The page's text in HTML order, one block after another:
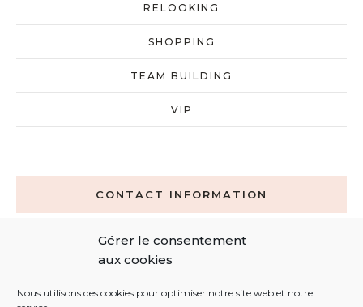
Gérer le consentement
aux cookies
Nous utilisons des cookies pour optimiser notre site web et notre
RELOOKING
SHOPPING
TEAM BUILDING
VIP
CONTACT INFORMATION
contact@latelierdalice.net